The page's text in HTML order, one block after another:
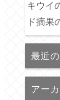
キウイ
ド摘果
最近
アー